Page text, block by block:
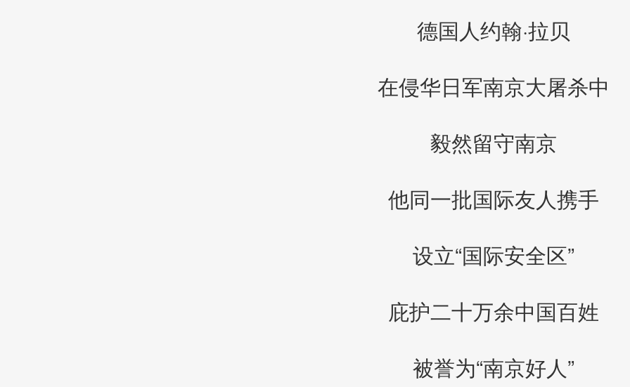
德国人约翰·拉贝
在侵华日军南京大屠杀中
毅然留守南京
他同一批国际友人携手
设立“国际安全区”
庇护二十万余中国百姓
被誉为“南京好人”